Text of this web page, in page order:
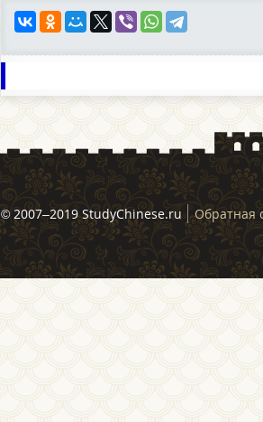
© 2007–2019 StudyChinese.ru Обратная